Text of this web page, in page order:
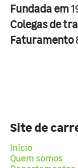
Fundada em
Colegas de
Faturamento
Site de
Início
Quem somos